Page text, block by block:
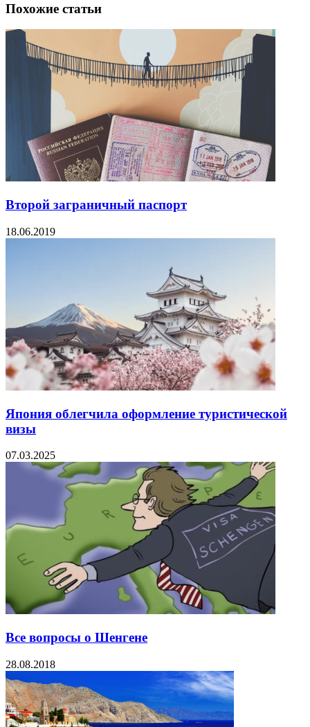
Похожие статьи
Второй заграничный паспорт
18.06.2019
Япония облегчила оформление туристической
визы
07.03.2025
Все вопросы о Шенгене
28.08.2018